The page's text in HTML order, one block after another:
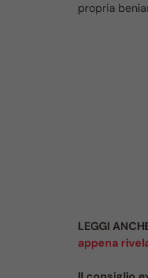
propria
LEGGI
appena